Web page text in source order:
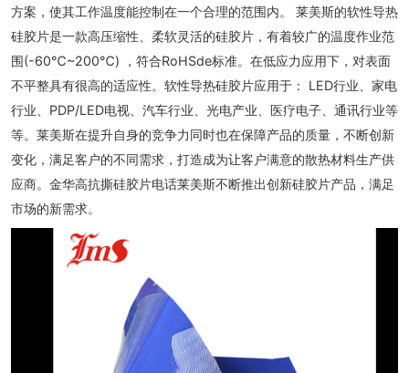
方案，使其工作温度能控制在一个合理的范围内。 莱美斯的软性导热
硅胶片是一款高压缩性、柔软灵活的硅胶片，有着较广的温度作业范
围(-60℃~200℃) ，符合RoHSde标准。在低应力应用下，对表面
不平整具有很高的适应性。软性导热硅胶片应用于： LED行业、家电
行业、PDP/LED电视、汽车行业、光电产业、医疗电子、通讯行业等
等。莱美斯在提升自身的竞争力同时也在保障产品的质量，不断创新
变化，满足客户的不同需求，打造成为让客户满意的散热材料生产供
应商。金华高抗撕硅胶片电话莱美斯不断推出创新硅胶片产品，满足
市场的新需求。